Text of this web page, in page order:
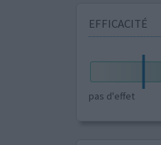
EFFICACITÉ
pas d'effet